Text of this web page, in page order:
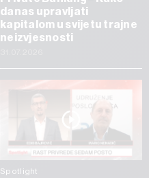
danas upravljati
kapitalom u svijetu trajne
neizvjesnosti
Spotlight